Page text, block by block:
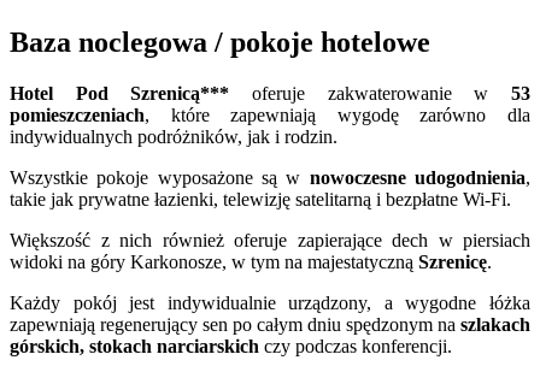
Baza noclegowa / pokoje hotelowe
Hotel Pod Szrenicą*** oferuje zakwaterowanie w53
pomieszczeniach, które zapewniają wygodę zarówno dla
indywidualnych podróżników, jak i rodzin.
Wszystkie pokoje wyposażone są w nowoczesne udogodnienia,
takie jak prywatne łazienki, telewizję satelitarną i bezpłatne Wi-Fi.
Większość z nich również oferuje zapierające dech w piersiach
widoki na góry Karkonosze, w tym na majestatyczną Szrenicę.
Każdy pokój jest indywidualnie urządzony, a wygodne łóżka
zapewniają regenerujący sen po całym dniu spędzonym na szlakach
górskich, stokach narciarskich czy podczas konferencji.